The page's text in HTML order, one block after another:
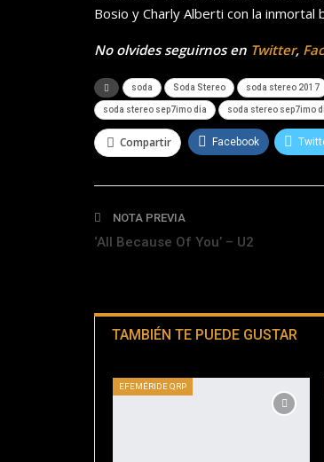
Bosio y Charly Alberti con la inmortal
No olvides seguirnos en Twitter,
soda Soda Stereo soda stereo 2017
soda stereo sep7imo dia soda stereo sep7imo
Compartir Facebook
NOTA PREVIA
‘All Because Of You’ – U2
TAMBIÉN TE PUEDE GUSTAR
EFEMÉRIDE QRP